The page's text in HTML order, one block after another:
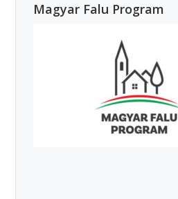
Magyar Falu Program